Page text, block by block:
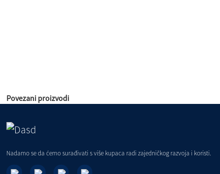
Povezani proizvodi
Nadamo se da ćemo surađivati ​​s više kupaca radi zajedničkog razvoja i koristi.